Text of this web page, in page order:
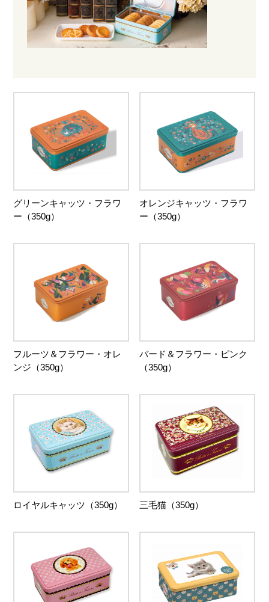
グリーンキャッツ・フラワ
ー（350g）
オレンジキャッツ・フラワ
ー（350g）
フルーツ＆フラワー・オレ
ンジ（350g）
バード＆フラワー・ピンク
（350g）
ロイヤルキャッツ（350g） 三毛猫（350g）